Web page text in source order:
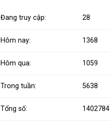
Đang truy cập: 28
Hôm nay: 1368
Hôm qua: 1059
Trong tuần: 5638
Tổng số: 1402784